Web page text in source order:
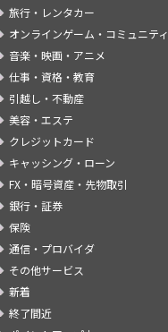
旅行・レンタカー
オンラインゲーム・コミュニティ
音楽・映画・アニメ
仕事・資格・教育
引越し・不動産
美容・エステ
クレジットカード
キャッシング・ローン
FX・暗号資産・先物取引
銀行・証券
保険
通信・プロバイダ
その他サービス
新着
終了間近